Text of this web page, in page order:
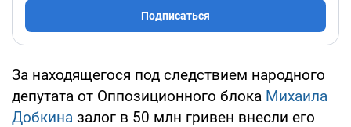
Подписаться
За находящегося под следствием народного
депутата от Оппозиционного блока Михаила
Добкина залог в 50 млн гривен внесли его